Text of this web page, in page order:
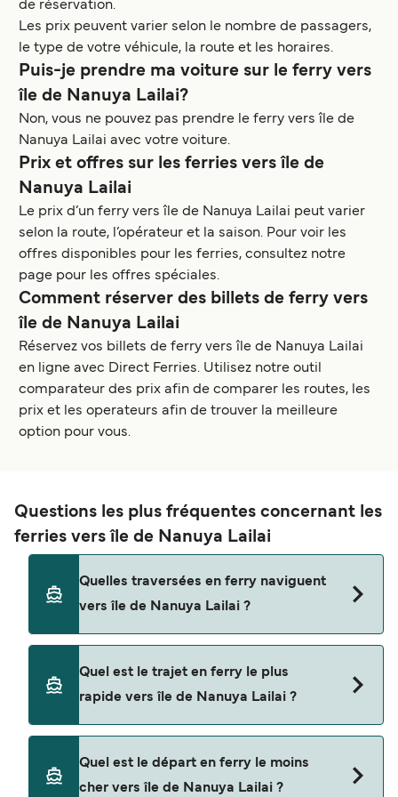
de réservation.
Les prix peuvent varier selon le nombre de passagers,
le type de votre véhicule, la route et les horaires.
Puis-je prendre ma voiture sur le ferry vers
île de Nanuya Lailai?
Non, vous ne pouvez pas prendre le ferry vers île de
Nanuya Lailai avec votre voiture.
Prix et offres sur les ferries vers île de
Nanuya Lailai
Le prix d’un ferry vers île de Nanuya Lailai peut varier
selon la route, l’opérateur et la saison. Pour voir les
offres disponibles pour les ferries, consultez notre
page pour les offres spéciales.
Comment réserver des billets de ferry vers
île de Nanuya Lailai
Réservez vos billets de ferry vers île de Nanuya Lailai
en ligne avec Direct Ferries. Utilisez notre outil
comparateur des prix afin de comparer les routes, les
prix et les operateurs afin de trouver la meilleure
option pour vous.
Questions les plus fréquentes concernant les
ferries vers île de Nanuya Lailai
Quelles traversées en ferry naviguent
vers île de Nanuya Lailai ?
depuis
Quel est le trajet en ferry le plus
rapide vers île de Nanuya Lailai ?
Nanuya Lailai est sur la route Denarau - Station
Quel est le départ en ferry le moins
cher vers île de Nanuya Lailai ?